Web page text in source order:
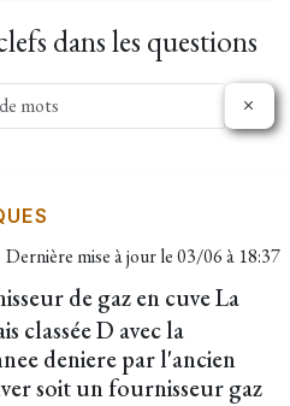
dans les questions
Dernière mise à jour le03/06 à 18:37
de gaz en cuve La
classée D avec la
deniere par l'ancien
soit un fournisseur gaz